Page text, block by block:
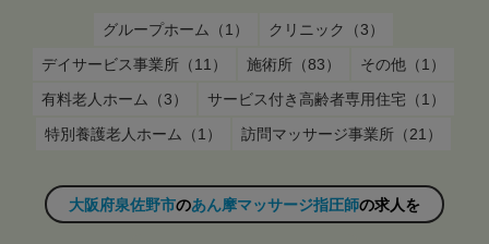
グループホーム（1）
クリニック（3）
デイサービス事業所（11）
施術所（83）
その他（1）
有料老人ホーム（3）
サービス付き高齢者専用住宅（1）
特別養護老人ホーム（1）
訪問マッサージ事業所（21）
大阪府泉佐野市のあん摩マッサージ指圧師の求人を